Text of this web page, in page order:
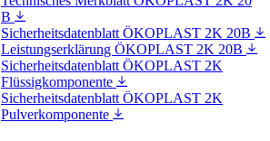
B
Sicherheitsdatenblatt ÖKOPLAST 2K 20B
Leistungserklärung ÖKOPLAST 2K 20B
Sicherheitsdatenblatt ÖKOPLAST 2K
Flüssigkomponente
Sicherheitsdatenblatt ÖKOPLAST 2K
Pulverkomponente